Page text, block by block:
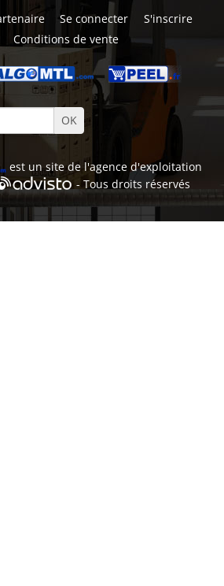
Se connecter
S'inscrire
Conditions de vente
est un site de l'agence d'exploitation
- Tous droits réservés